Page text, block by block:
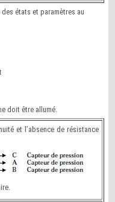
états et paramètres au
doit être allumé.
et l’absence de résistance